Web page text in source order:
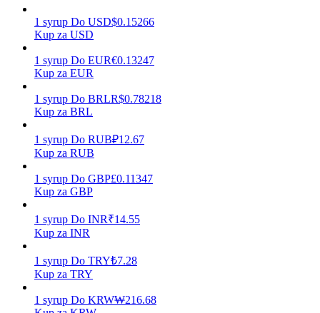
Mocna Świnka
Stawianie
Wysokie zyski i natychmiastowy dostęp
1 syrup Do USD$0.15266
Kup za USD
1 syrup Do EUR€0.13247
Kup za EUR
1 syrup Do BRLR$0.78218
Kup za BRL
1 syrup Do RUB₽12.67
Kup za RUB
1 syrup Do GBP£0.11347
Kup za GBP
1 syrup Do INR₹14.55
Kup za INR
1 syrup Do TRY₺7.28
Kup za TRY
1 syrup Do KRW₩216.68